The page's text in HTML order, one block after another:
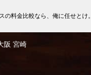
の料金比較なら、俺に任せとけ。
阪 宮崎